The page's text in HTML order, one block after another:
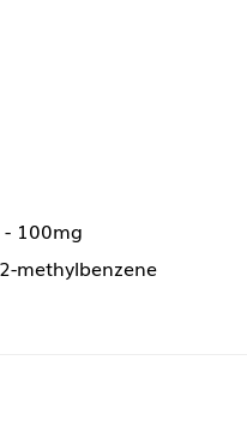
100mg
methylbenzene